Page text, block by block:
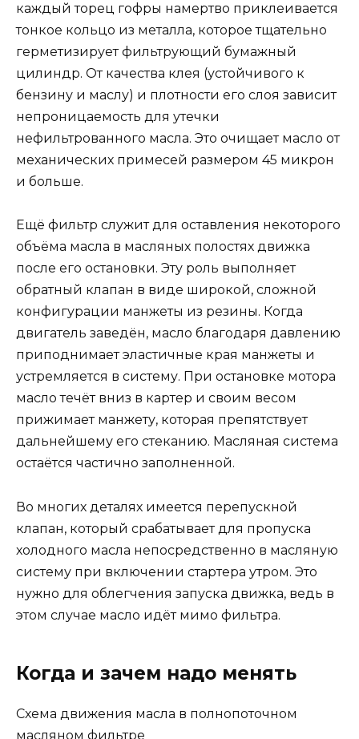
каждый торец гофры намертво приклеивается
тонкое кольцо из металла, которое тщательно
герметизирует фильтрующий бумажный
цилиндр. От качества клея (устойчивого к
бензину и маслу) и плотности его слоя зависит
непроницаемость для утечки
нефильтрованного масла. Это очищает масло от
механических примесей размером 45 микрон
и больше.
Ещё фильтр служит для оставления некоторого
объёма масла в масляных полостях движка
после его остановки. Эту роль выполняет
обратный клапан в виде широкой, сложной
конфигурации манжеты из резины. Когда
двигатель заведён, масло благодаря давлению
приподнимает эластичные края манжеты и
устремляется в систему. При остановке мотора
масло течёт вниз в картер и своим весом
прижимает манжету, которая препятствует
дальнейшему его стеканию. Масляная система
остаётся частично заполненной.
Во многих деталях имеется перепускной
клапан, который срабатывает для пропуска
холодного масла непосредственно в масляную
систему при включении стартера утром. Это
нужно для облегчения запуска движка, ведь в
этом случае масло идёт мимо фильтра.
Когда и зачем надо менять
Схема движения масла в полнопоточном
масляном фильтре